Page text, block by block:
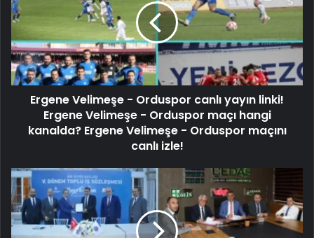
Ergene Velimeşe - Orduspor canlı yayın linki!
Ergene Velimeşe - Orduspor maçı hangi
kanalda? Ergene Velimeşe - Orduspor maçını
canlı izle!